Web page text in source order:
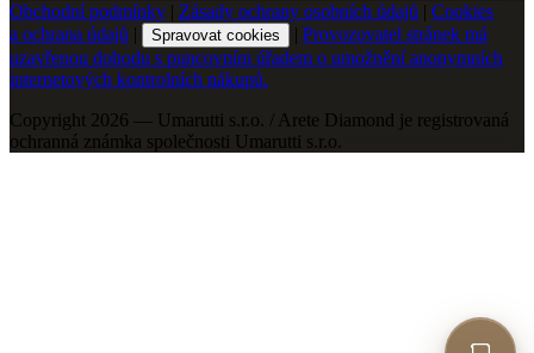
Obchodní podmínky | Zásady ochrany osobních údajů | Cookies
a ochrana údajů | Spravovat cookies | Provozovatel stránek má
uzavřenou dohodu s puncovním úřadem o umožnění anonymních
internetových kontrolních nákupů.
Copyright 2026 — Umarutti s.r.o. / Arete Diamond je registrovaná
ochranná známka společnosti Umarutti s.r.o.